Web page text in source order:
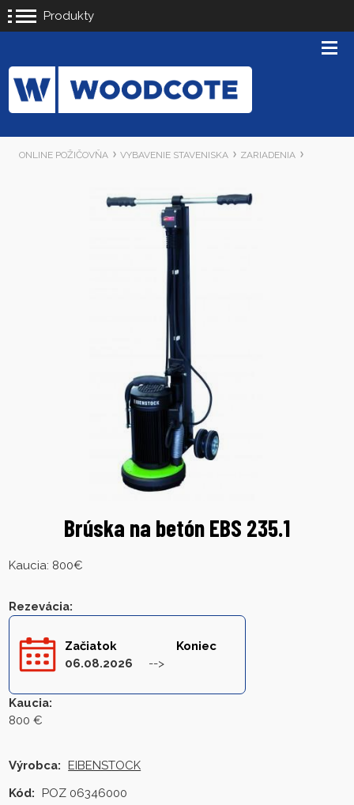
Produkty
ONLINE POŽIČOVŇA VYBAVENIE STAVENISKA ZARIADENIA
Brúska na betón EBS 235.1
Kaucia: 800€
Rezevácia:
Začiatok
06.08.2026
Koniec
Kaucia:
800 €
Výrobca:
EIBENSTOCK
Kód:
POZ 06346000